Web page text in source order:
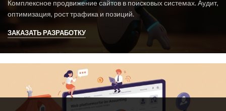
Комплексное продвижение сайтов в поисковых системах. Аудит,
оптимизация, рост трафика и позиций.
ЗАКАЗАТЬ РАЗРАБОТКУ